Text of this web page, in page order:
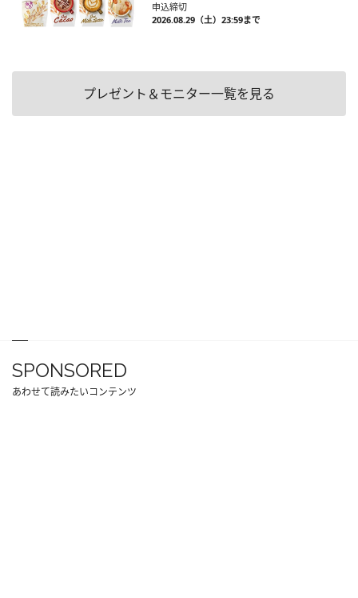
申込締切
2026.08.29（土）23:59まで
プレゼント＆モニター一覧を見る
SPONSORED
あわせて読みたいコンテンツ